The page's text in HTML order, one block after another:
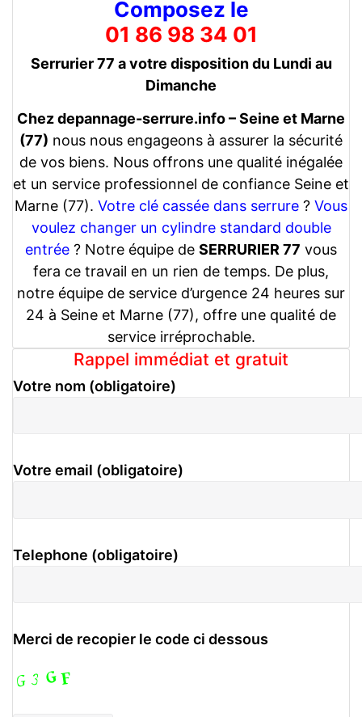
Composez le
01 86 98 34 01
Serrurier 77 a votre disposition du Lundi au
Dimanche
Chez depannage-serrure.info – Seine et Marne
(77) nous nous engageons à assurer la sécurité
de vos biens. Nous offrons une qualité inégalée
et un service professionnel de confiance Seine et
Marne (77). Votre clé cassée dans serrure ? Vous
voulez changer un cylindre standard double
entrée ? Notre équipe de SERRURIER 77 vous
fera ce travail en un rien de temps. De plus,
notre équipe de service d’urgence 24 heures sur
24 à Seine et Marne (77), offre une qualité de
service irréprochable.
Rappel immédiat et gratuit
Votre nom (obligatoire)
Votre email (obligatoire)
Telephone (obligatoire)
Merci de recopier le code ci dessous